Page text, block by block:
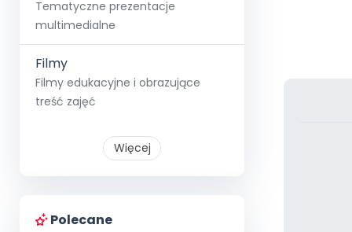
Tematyczne prezentacje
multimedialne
Filmy
Filmy edukacyjne i obrazujące
treść zajęć
Więcej
Polecane